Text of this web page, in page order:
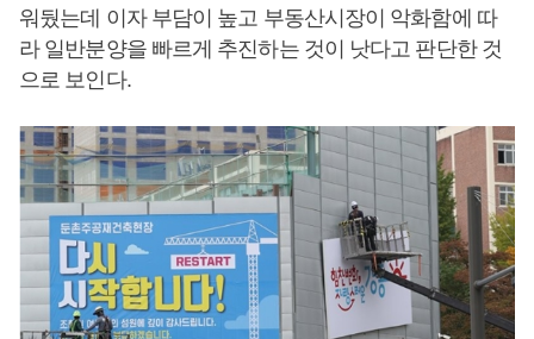
워뒀는데 이자 부담이 높고 부동산시장이 악화함에 따
라 일반분양을 빠르게 추진하는 것이 낫다고 판단한 것
으로 보인다.